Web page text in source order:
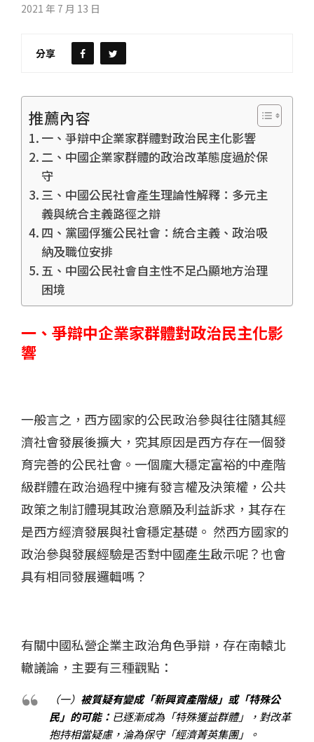
2021 年 7 月 13 日
分享
推薦內容
一、爭辯中企業家群體對政治民主化影響
二、中國企業家群體的政治改革態度過於保
守
三、中國公民社會產生理論性解釋：多元主
義與統合主義路徑之辯
四、黨國俘獲公民社會：統合主義、政治吸
納及職位安排
五、中國公民社會自主性不足凸顯地方治理
困境
一、爭辯中企業家群體對政治民主化影
響
一般言之，西方國家的公民政治參與往往隨其經
濟社會發展後擴大，究其原因是西方存在一個發
育完善的公民社會。一個龐大穩定富裕的中產階
級群體在政治過程中擁有發言權及決策權，公共
政策之制訂體現其政治意願及利益訴求，其存在
是西方經濟發展與社會穩定基礎。 然西方國家的
政治參與發展經驗是否對中國產生啟示呢？也會
具有相同發展邏輯嗎？
有關中國私營企業主政治角色爭辯，存在南轅北
轍議論，主要有三種觀點：
（一） 被質疑有變成「新興資產階級」或「特殊公
民」的可能： 已逐漸成為「特殊獲益群體」，對改革
抱持相當疑慮，淪為保守「經濟菁英集團」。